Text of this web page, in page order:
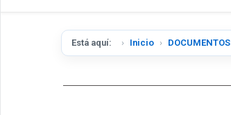
Está aquí: Inicio DOCUMENTOS